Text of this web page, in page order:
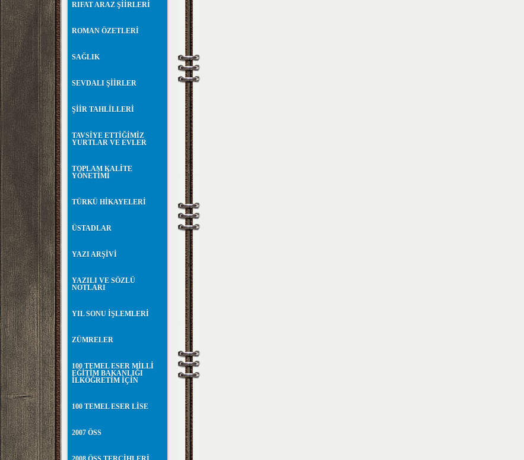
RIFAT ARAZ ŞİİRLERİ
ROMAN ÖZETLERİ
SAĞLIK
SEVDALI ŞİİRLER
ŞİİR TAHLİLLERİ
TAVSİYE ETTİĞİMİZ
YURTLAR VE EVLER
TOPLAM KALİTE
YÖNETİMİ
TÜRKÜ HİKAYELERİ
ÜSTADLAR
YAZI ARŞİVİ
YAZILI VE SÖZLÜ
NOTLARI
YIL SONU İŞLEMLERİ
ZÜMRELER
100 TEMEL ESER MİLLİ
EĞİTİM BAKANLIĞI
İLKÖĞRETİM İÇİN
100 TEMEL ESER LİSE
2007 ÖSS